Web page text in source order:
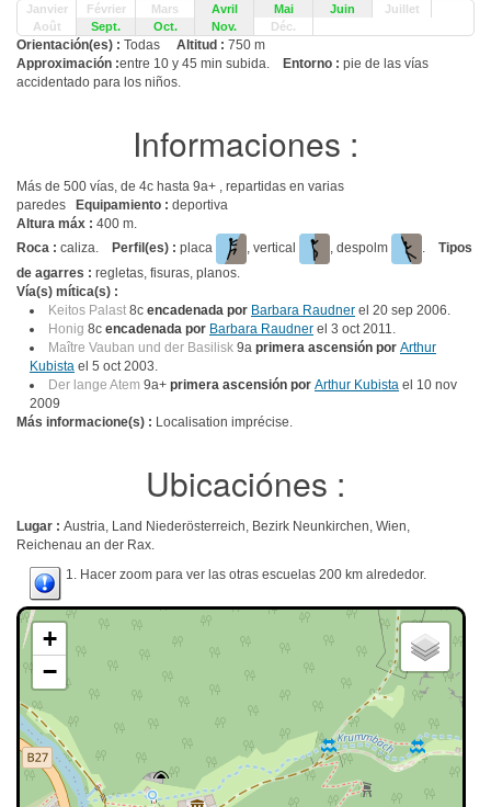
Janvier Février Mars Avril Mai Juin
Juillet
Août
Sept. Oct. Nov. Déc.
Orientación(es) : Todas Altitud : 750 m
Approximación :entre 10 y 45 min subida. Entorno : pie de las vías
accidentado para los niños.
Informaciones :
Más de 500 vías, de 4c hasta 9a+ , repartidas en varias
paredes
Equipamiento : deportiva
Altura máx : 400 m.
Roca : caliza. Perfil(es) : placa , vertical , despolm . Tipos
de agarres : regletas, fisuras, planos.
Vía(s) mítica(s) :
Keitos Palast 8c encadenada por Barbara Raudner el 20 sep 2006.
Honig 8c encadenada por Barbara Raudner el 3 oct 2011.
Maître Vauban und der Basilisk 9a primera ascensión por Arthur
Kubista el 5 oct 2003.
Der lange Atem 9a+ primera ascensión por Arthur Kubista el 10 nov
2009
Más informacione(s) : Localisation imprécise.
Ubicaciónes :
Lugar : Austria, Land Niederösterreich, Bezirk Neunkirchen, Wien,
Reichenau an der Rax.
1. Hacer zoom para ver las otras escuelas 200 km alrededor.
+
−